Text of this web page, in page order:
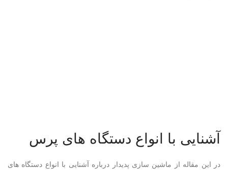
آشنایی با انواع دستگاه های پرس
در این مقاله از ماشین سازی پدیدار درباره آشنایی با انواع دستگاه های